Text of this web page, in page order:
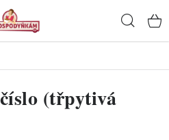
(třpytivá